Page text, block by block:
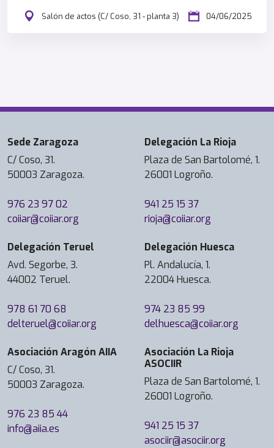
Salón de actos (C/ Coso, 31 - planta 3) 04/06/2025
Sede Zaragoza
C/ Coso, 31.
50003 Zaragoza.
976 23 97 02
coiiar@coiiar.org
Delegación La Rioja
Plaza de San Bartolomé, 1.
26001 Logroño.
941 25 15 37
rioja@coiiar.org
Delegación Teruel
Avd. Segorbe, 3.
44002 Teruel.
978 61 70 68
delteruel@coiiar.org
Delegación Huesca
Pl. Andalucía, 1.
22004 Huesca.
974 23 85 99
delhuesca@coiiar.org
Asociación Aragón AIIA
C/ Coso, 31.
50003 Zaragoza.
976 23 85 44
info@aiia.es
Asociación La Rioja
ASOCIIR
Plaza de San Bartolomé, 1.
26001 Logroño.
941 25 15 37
asociir@asociir.org